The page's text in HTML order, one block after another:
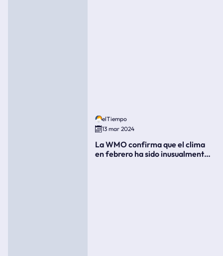
elTiempo
13 mar 2024
La WMO confirma que el clima
en febrero ha sido inusualmente